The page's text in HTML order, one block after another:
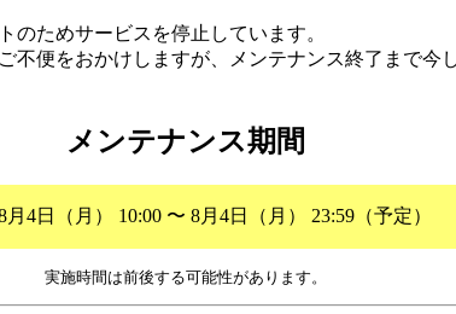
のためサービスを停止しています。
不便をおかけしますが、メンテナンス終了まで今
メンテナンス期間
月4日（月） 10:00 〜 8月4日（月） 23:59（予定）
実施時間は前後する可能性があります。